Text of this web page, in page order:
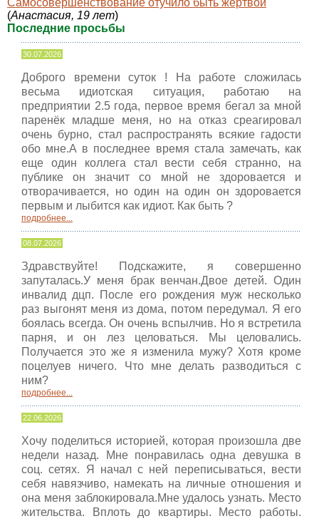
(Анастасия, 19 лет)
Последние просьбы
30.07.2026
Доброго времени суток ! На работе сложилась
весьма идиотская ситуация, работаю на
предприятии 2.5 года, первое время бегал за мной
паренёк младше меня, но на отказ среагировал
очень бурно, стал распространять всякие гадости
обо мне.А в последнее время стала замечать, как
еще один коллега стал вести себя странно, на
публике он значит со мной не здоровается и
отворачивается, но один на один он здоровается
первым и лыбится как идиот. Как быть ?
подробнее...
08.07.2026
Здравствуйте! Подскажите, я совершенно
запуталась.У меня брак венчан.Двое детей. Один
инвалид дцп. После его рождения муж несколько
раз выгонят меня из дома, потом передумал. Я его
боялась всегда. Он очень вспылчив. Но я встретила
парня, и он лез целоваться. Мы целовались.
Получается это же я изменила мужу? Хотя кроме
поцелуев ничего. Что мне делать разводиться с
ним?
подробнее...
22.06.2026
Хочу поделиться историей, которая произошла две
недели назад. Мне понравилась одна девушка в
соц. сетях. Я начал с ней переписываться, вести
себя навязчиво, намекать на личные отношения и
она меня заблокировала.Мне удалось узнать. Место
жительства. Вплоть до квартиры. Место работы.